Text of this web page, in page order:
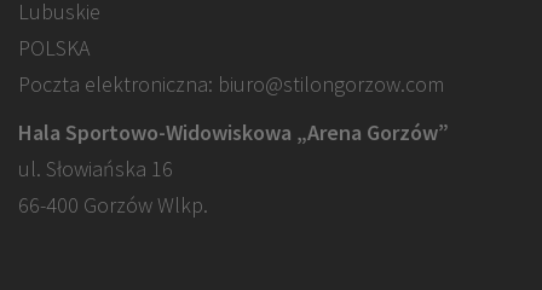
Lubuskie
POLSKA
Poczta elektroniczna: biuro@stilongorzow.com
Hala Sportowo-Widowiskowa „Arena Gorzów”
ul. Słowiańska 16
66-400 Gorzów Wlkp.